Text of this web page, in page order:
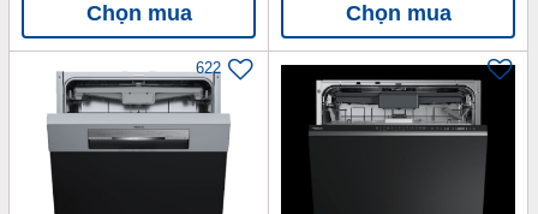
Chọn mua Chọn mua
622